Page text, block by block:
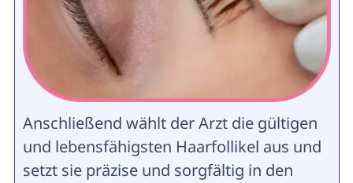
Anschließend wählt der Arzt die gültigen
und lebensfähigsten Haarfollikel aus und
setzt sie präzise und sorgfältig in den